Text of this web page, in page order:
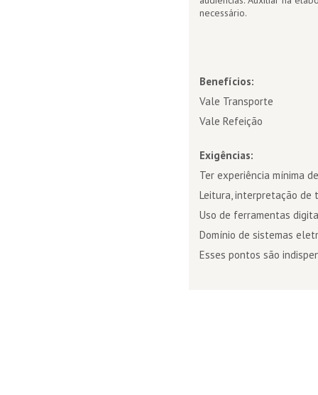
necessário.
Benefícios:
Vale Transporte
Vale Refeição
Exigências:
Ter experiência mínima
Leitura, interpretação
Uso de ferramentas
Domínio de sistemas
Esses pontos são